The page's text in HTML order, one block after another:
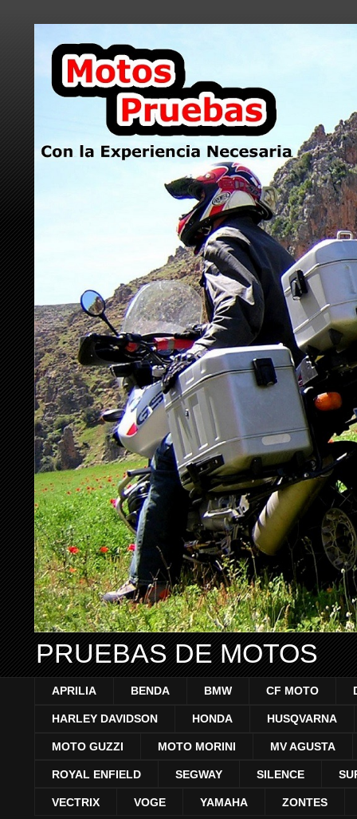
PRUEBAS DE MOTOS
APRILIA BENDA BMW CF MOTO
HARLEY DAVIDSON HONDA HUSQVARNA
MOTO GUZZI MOTO MORINI MV AGUSTA
ROYAL ENFIELD SEGWAY SILENCE
VECTRIX VOGE YAMAHA ZONTES